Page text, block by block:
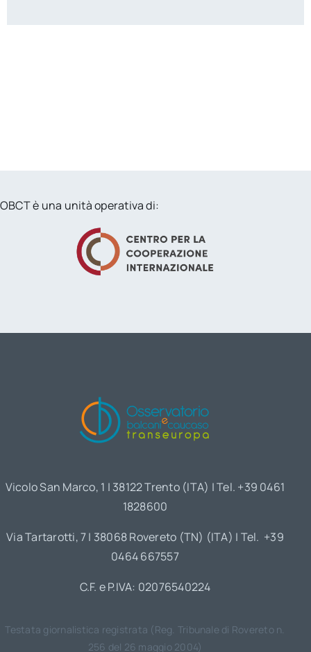
OBCT è una unità operativa di:
Vicolo San Marco, 1 | 38122 Trento (ITA) | Tel. +39 0461
1828600
Via Tartarotti, 7 | 38068 Rovereto (TN) (ITA) | Tel. +39
0464 667557
C.F. e P.IVA: 02076540224
Testata giornalistica registrata (Reg. Tribunale di Rovereto n.
256 del 26 maggio 2004)